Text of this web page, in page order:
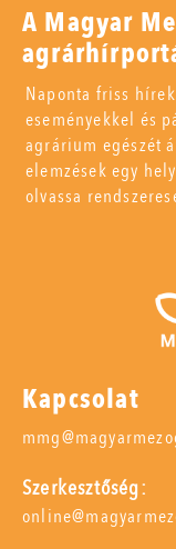
A Magyar
Naponta friss
eseményekkel és
agrárium egészét
elemzések egy
olvassa
Kapcsolat
Szerkesztőség: